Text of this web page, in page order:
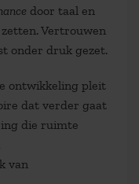
door taal en
Vertrouwen
onder druk gezet.
ontwikkeling pleit
dat verder gaat
die ruimte
van